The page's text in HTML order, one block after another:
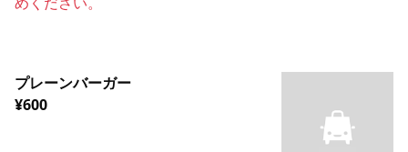
プレーンバーガー
¥600